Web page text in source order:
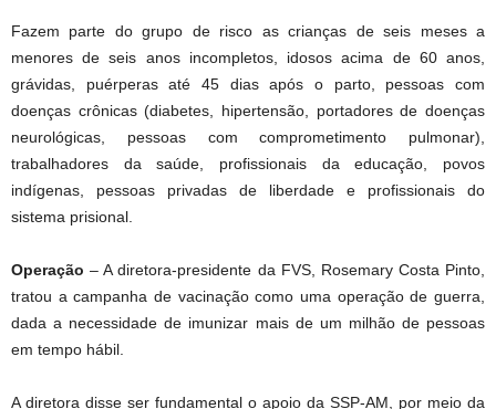
Fazem parte do grupo de risco as crianças de seis meses a
menores de seis anos incompletos, idosos acima de 60 anos,
grávidas, puérperas até 45 dias após o parto, pessoas com
doenças crônicas (diabetes, hipertensão, portadores de doenças
neurológicas, pessoas com comprometimento pulmonar),
trabalhadores da saúde, profissionais da educação, povos
indígenas, pessoas privadas de liberdade e profissionais do
sistema prisional.
Operação – A diretora-presidente da FVS, Rosemary Costa Pinto,
tratou a campanha de vacinação como uma operação de guerra,
dada a necessidade de imunizar mais de um milhão de pessoas
em tempo hábil.
A diretora disse ser fundamental o apoio da SSP-AM, por meio da